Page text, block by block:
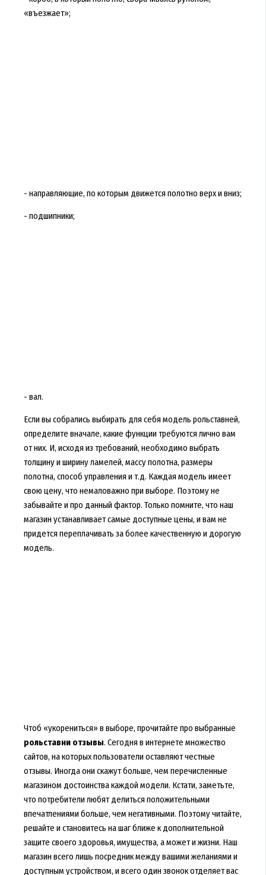
«въезжает»;
- направляющие, по которым движется полотно верх и вниз;
- подшипники;
- вал.
Если вы собрались выбирать для себя модель рольставней,
определите вначале, какие функции требуются лично вам
от них. И, исходя из требований, необходимо выбрать
толщину и ширину ламелей, массу полотна, размеры
полотна, способ управления и т.д. Каждая модель имеет
свою цену, что немаловажно при выборе. Поэтому не
забывайте и про данный фактор. Только помните, что наш
магазин устанавливает самые доступные цены, и вам не
придется переплачивать за более качественную и дорогую
модель.
Чтоб «укорениться» в выборе, прочитайте про выбранные
рольставни отзывы. Сегодня в интернете множество
сайтов, на которых пользователи оставляют честные
отзывы. Иногда они скажут больше, чем перечисленные
магазином достоинства каждой модели. Кстати, заметьте,
что потребители любят делиться положительными
впечатлениями больше, чем негативными. Поэтому читайте,
решайте и становитесь на шаг ближе к дополнительной
защите своего здоровья, имущества, а может и жизни. Наш
магазин всего лишь посредник между вашими желаниями и
доступным устройством, и всего один звонок отделяет вас